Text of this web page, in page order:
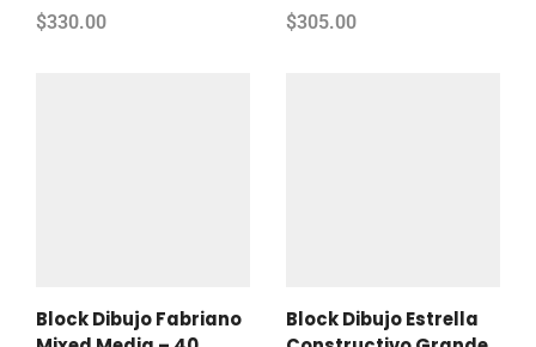
$330.00 $305.00
Block Dibujo Fabriano
Block Dibujo Estrella